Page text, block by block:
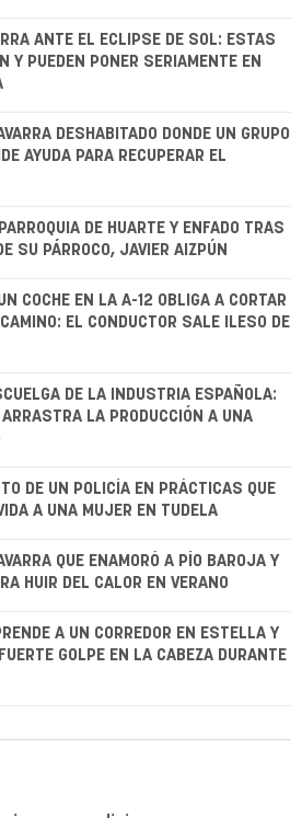
ANTE EL ECLIPSE DE SOL: ESTAS
Y PUEDEN PONER SERIAMENTE EN
DESHABITADO DONDE UN GRUPO
AYUDA PARA RECUPERAR EL
DE HUARTE Y ENFADO TRAS
SU PÁRROCO, JAVIER AIZPÚN
COCHE EN LA A-12 OBLIGA A CORTAR
EL CONDUCTOR SALE ILESO DE
DE LA INDUSTRIA ESPAÑOLA:
LA PRODUCCIÓN A UNA
DE UN POLICÍA EN PRÁCTICAS QUE
A UNA MUJER EN TUDELA
QUE ENAMORÓ A PÍO BAROJA Y
HUIR DEL CALOR EN VERANO
A UN CORREDOR EN ESTELLA Y
GOLPE EN LA CABEZA DURANTE